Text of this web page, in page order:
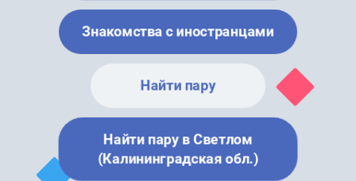
Знакомства с иностранцами
Найти пару
Найти пару в Светлом
(Калининградская обл.)